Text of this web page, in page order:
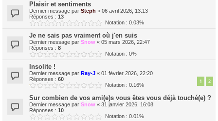
Plaisir et sentiments
Dernier message par Steph « 06 avril 2026, 13:13
Réponses : 13
Notation : 0.03%
Je ne sais pas vraiment où j'en suis
Dernier message par Snow « 05 mars 2026, 22:47
Réponses : 8
Notation : 0%
Insolite !
Dernier message par Ray-J « 01 février 2026, 22:20
Réponses : 60 1 2
Notation : 0.16%
Sur combien de vos ami(e)s vous êtes vous déjà touché(e) ?
Dernier message par Snow « 31 janvier 2026, 16:08
Réponses : 10
Notation : 0.01%